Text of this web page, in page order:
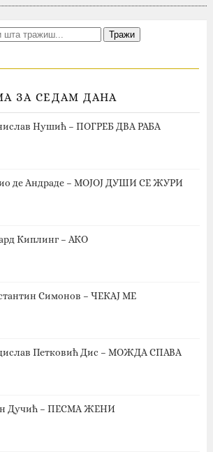
ЗА СЕДАМ ДАНА
Нушић – ПОГРЕБ ДВА РАБА
де Андраде – МОЈОЈ ДУШИ СЕ ЖУРИ
Киплинг – АКО
Симонов – ЧЕКАЈ МЕ
Петковић Дис – МОЖДА СПАВА
Дучић – ПЕСМА ЖЕНИ